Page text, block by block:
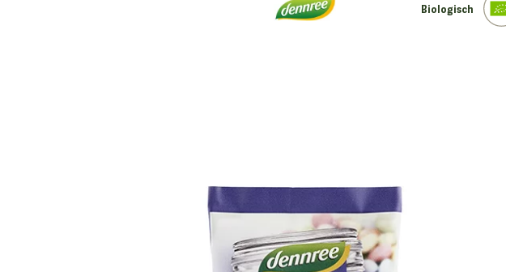
Biologisch